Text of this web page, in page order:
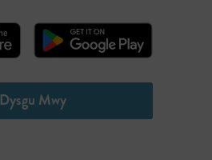
Dysgu Mwy